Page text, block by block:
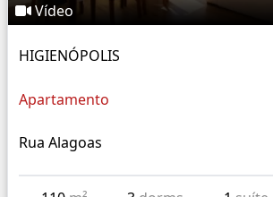
Vídeo
HIGIENÓPOLIS
Apartamento
Rua Alagoas